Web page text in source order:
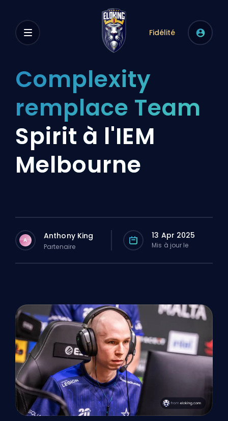
Fidélité
Complexity
remplace Team
Spirit à l'IEM
Melbourne
A Anthony King
Partenaire
13 Apr 2025
Mis à jour le